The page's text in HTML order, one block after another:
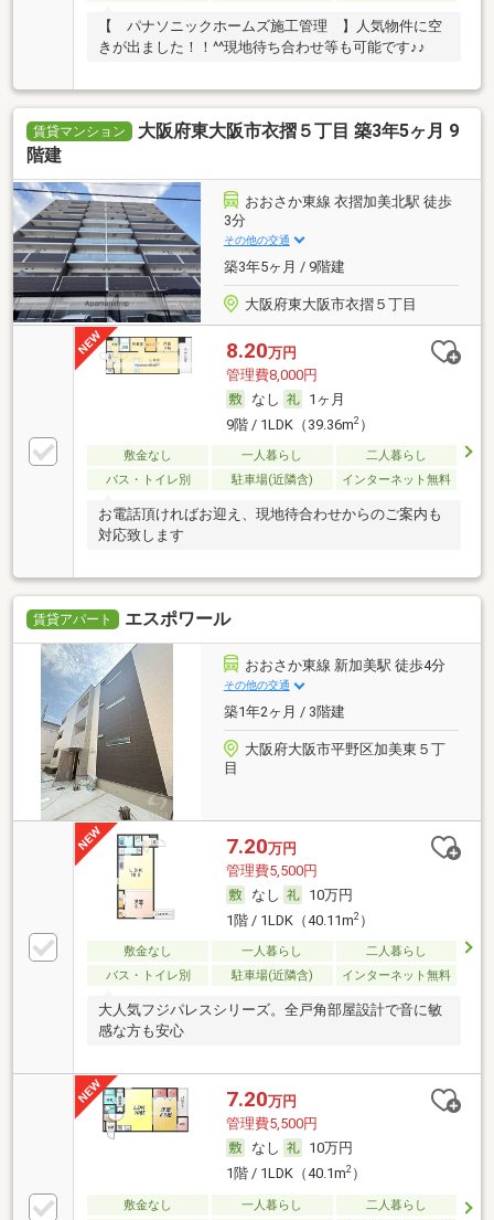
【 パナソニックホームズ施工管理 】人気物件に空
きが出ました！！^^現地待ち合わせ等も可能です♪♪
賃貸マンション
大阪府東大阪市衣摺５丁目 築3年5ヶ月 9
階建
おおさか東線 衣摺加美北駅 徒歩
3分
その他の交通
築3年5ヶ月 / 9階建
大阪府東大阪市衣摺５丁目
8.20万円
管理費8,000円
なし
1ヶ月
9階 / 1LDK（39.36m2）
敷金なし 一人暮らし
二人暮らし
バス・トイレ別
駐車場(近隣含) インターネット無料
お電話頂ければお迎え、現地待合わせからのご案内も
対応致します
賃貸アパート エスポワール
おおさか東線 新加美駅 徒歩4分
その他の交通
築1年2ヶ月 / 3階建
大阪府大阪市平野区加美東５丁
目
7.20万円
管理費5,500円
なし
10万円
1階 / 1LDK（40.11m2）
敷金なし 一人暮らし
二人暮らし
バス・トイレ別
駐車場(近隣含) インターネット無料
大人気フジパレスシリーズ。全戸角部屋設計で音に敏
感な方も安心
7.20万円
管理費5,500円
なし
10万円
1階 / 1LDK（40.1m2）
敷金なし 一人暮らし 二人暮らし